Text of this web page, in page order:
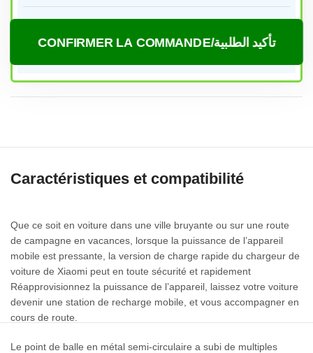
CONFIRMER LA COMMANDE/تأكيد الطلبية
Caractéristiques et compatibilité
Que ce soit en voiture dans une ville bruyante ou sur une route
de campagne en vacances, lorsque la puissance de l’appareil
mobile est pressante, la version de charge rapide du chargeur de
voiture de Xiaomi peut en toute sécurité et rapidement
Réapprovisionnez la puissance de l’appareil, laissez votre voiture
devenir une station de recharge mobile, et vous accompagner en
cours de route.
Le point de balle en métal semi-circulaire a subi de multiples